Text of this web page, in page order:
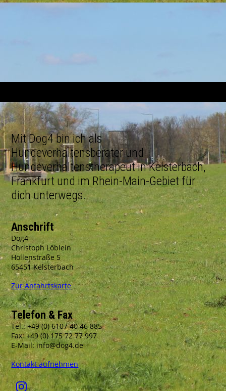
Mit Dog4 bin ich als
Hundeverhaltensberater und
Hundeverhaltenstherapeut in Kelsterbach,
Frankfurt und im Rhein-Main-Gebiet für
dich unterwegs.
Anschrift
Dog4
Christoph Löblein
Höllenstraße 5
65451 Kelsterbach
Zur Anfahrtskarte
Telefon & Fax
Tel.: +49 (0) 6107 40 46 885
Fax: +49 (0) 175 72 77 997
E-Mail: info@dog4.de
Kontakt aufnehmen